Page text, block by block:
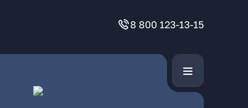
8 800 123-13-15